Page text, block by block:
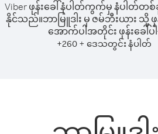
Viber ဖုန်းခေါ်နံပါတ်ကွက်မှ နံပါတ်တစ်
နိုင်သည်။ဘာမြူဒါး မှ ဇမ်ဘီးယား သို့
အောက်ပါအတိုင်း ဖုန်းခေါ်ပ
+260 + ဒေသတွင်း နံပါတ်